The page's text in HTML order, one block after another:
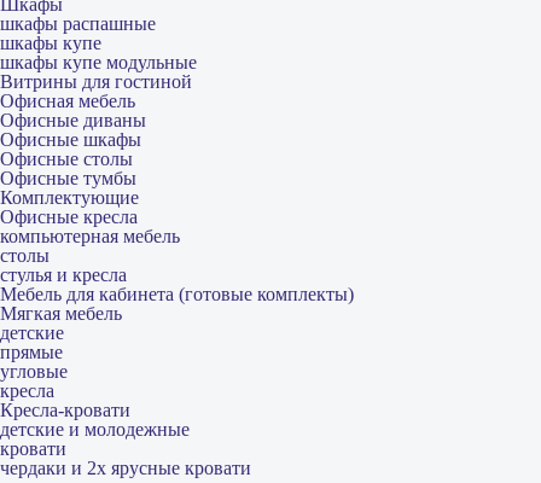
Шкафы
шкафы распашные
шкафы купе
шкафы купе модульные
Витрины для гостиной
Офисная мебель
Офисные диваны
Офисные шкафы
Офисные столы
Офисные тумбы
Комплектующие
Офисные кресла
компьютерная мебель
столы
стулья и кресла
Мебель для кабинета (готовые комплекты)
Мягкая мебель
детские
прямые
угловые
кресла
Кресла-кровати
детские и молодежные
кровати
чердаки и 2х ярусные кровати